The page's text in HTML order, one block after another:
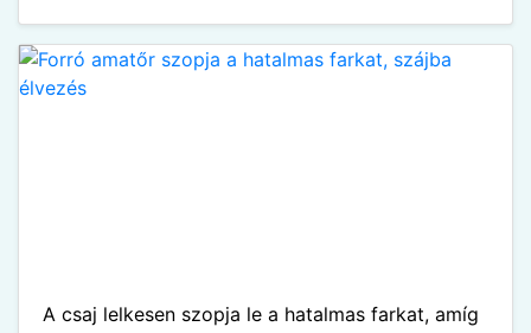
A csaj lelkesen szopja le a hatalmas farkat, amíg